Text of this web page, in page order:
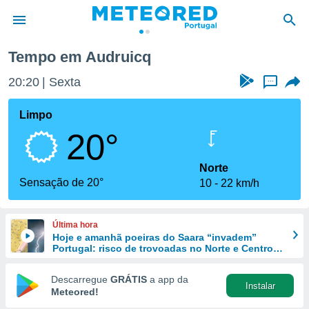
da
foi
fornecidas
a este
das
e
forma
digital
Tempo em Audruicq
20:20 Sexta ...
Limpo
20°
Sensação de 20°
Norte
10
22 km/h
Última hora
Hoje e amanhã poeiras do Saara “invadem”
Portugal: risco de trovoadas no Norte e Centro
Descarregue GRÁTIS a app da
Meteored!
Instalar